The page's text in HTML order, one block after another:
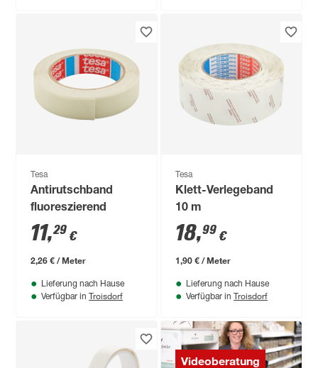
Tesa
Antirutschband
fluoreszierend
11,29 €
2,26 € / Meter
Lieferung nach Hause
Verfügbar in Troisdorf
Tesa
Klett-Verlegeband
10 m
18,99 €
1,90 € / Meter
Lieferung nach Hause
Verfügbar in Troisdorf
Videoberatung